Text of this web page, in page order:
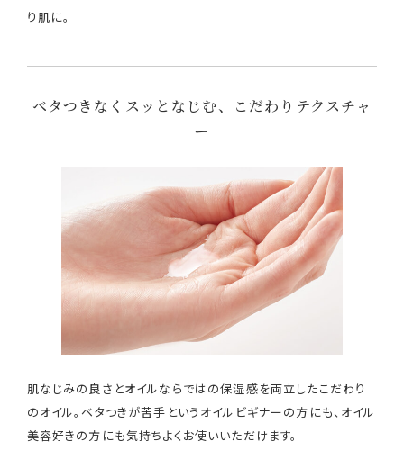
り肌に。
ベタつきなくスッとなじむ、こだわりテクスチャ
ー
肌なじみの良さとオイルならではの保湿感を両立したこだわり
のオイル。ベタつきが苦手というオイルビギナーの方にも、オイル
美容好きの方にも気持ちよくお使いいただけます。